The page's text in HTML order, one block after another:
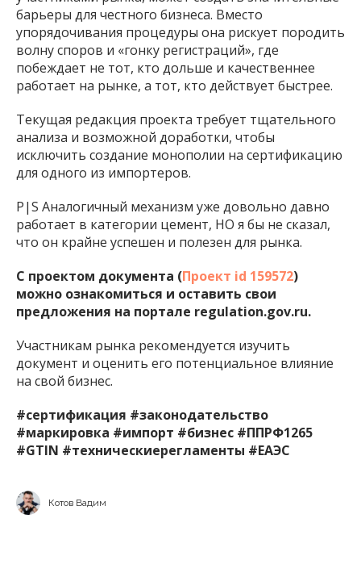
барьеры для честного бизнеса. Вместо
упорядочивания процедуры она рискует породить
волну споров и «гонку регистраций», где
побеждает не тот, кто дольше и качественнее
работает на рынке, а тот, кто действует быстрее.
Текущая редакция проекта требует тщательного
анализа и возможной доработки, чтобы
исключить создание монополии на сертификацию
для одного из импортеров.
P|S Аналогичный механизм уже довольно давно
работает в категории цемент, НО я бы не сказал,
что он крайне успешен и полезен для рынка.
С проектом документа (Проект id 159572)
можно ознакомиться и оставить свои
предложения на портале regulation.gov.ru.
Участникам рынка рекомендуется изучить
документ и оценить его потенциальное влияние
на свой бизнес.
#сертификация #законодательство
#маркировка #импорт #бизнес #ППРФ1265
#GTIN #техническиерегламенты #ЕАЭС
Котов Вадим